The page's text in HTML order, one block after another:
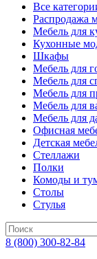
Все
Распродажа
Мебель для
Кухонные
Шкафы
Мебель для
Мебель для
Мебель для
Мебель для
Мебель для
Офисная
Детская
Стеллажи
Полки
Комоды и
Столы
Стулья
8 (800) 300-82-84